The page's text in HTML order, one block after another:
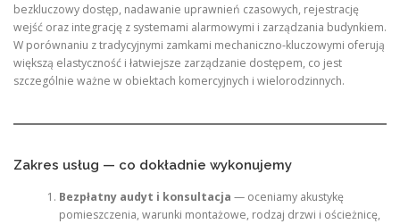
bezkluczowy dostęp, nadawanie uprawnień czasowych, rejestrację
wejść oraz integrację z systemami alarmowymi i zarządzania budynkiem.
W porównaniu z tradycyjnymi zamkami mechaniczno‑kluczowymi oferują
większą elastyczność i łatwiejsze zarządzanie dostępem, co jest
szczególnie ważne w obiektach komercyjnych i wielorodzinnych.
Zakres usług — co dokładnie wykonujemy
Bezpłatny audyt i konsultacja — oceniamy akustykę
pomieszczenia, warunki montażowe, rodzaj drzwi i ościeżnicę,